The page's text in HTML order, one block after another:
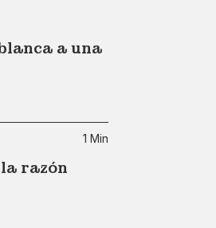
a una
1 Min
razón